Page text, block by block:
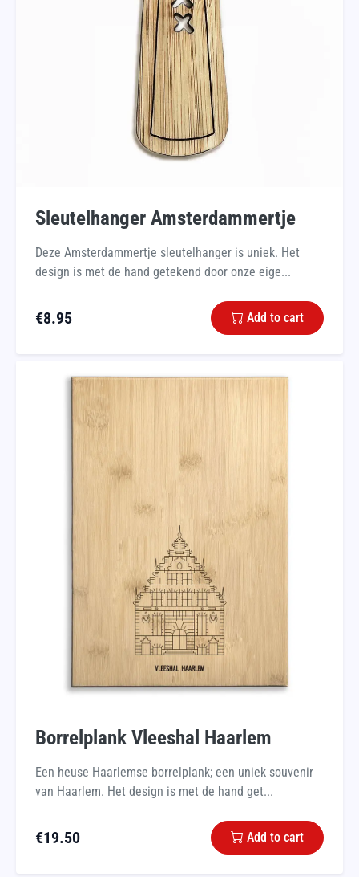
Sleutelhanger Amsterdammertje
Deze Amsterdammertje sleutelhanger is uniek. Het
design is met de hand getekend door onze eige...
€8.95 Add to cart
Borrelplank Vleeshal Haarlem
Een heuse Haarlemse borrelplank; een uniek souvenir
van Haarlem. Het design is met de hand get...
€19.50 Add to cart